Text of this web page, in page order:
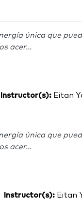
única que
acer...
Instructor(s): Eitan
única que
acer...
Instructor(s): Eitan